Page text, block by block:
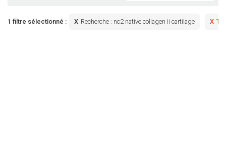
1 filtre sélectionné : Recherche : nc2 native collagen ii cartilage